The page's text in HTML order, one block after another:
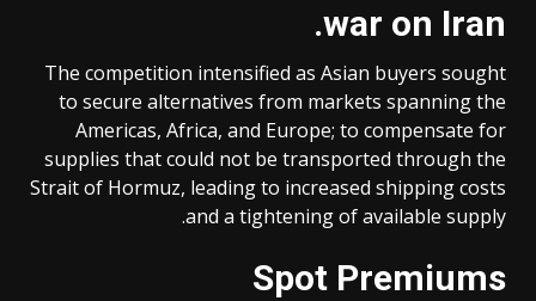
war on Iran
.
The competition intensified as Asian buyers sought
to secure alternatives from markets spanning the
Americas, Africa, and Europe; to compensate for
supplies that could not be transported through the
Strait of Hormuz, leading to increased shipping costs
and a tightening of available supply.
Spot Premiums